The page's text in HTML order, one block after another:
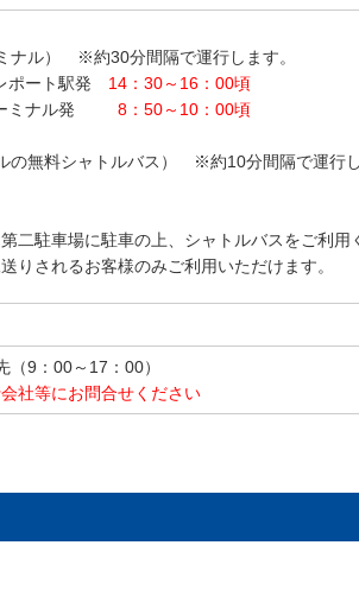
ナル） ※約30分間隔で運行します。
ポート駅発 14：30～16：00頃
ーミナル発 8：50～10：00頃
の無料シャトルバス） ※約10分間隔で運行し
二駐車場に駐車の上、シャトルバスをご利用
りされるお客様のみご利用いただけます。
9：00～17：00）
社等にお問合せください